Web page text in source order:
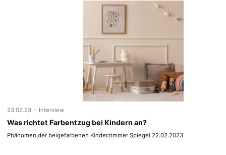
23.02.23 - Interview
Was richtet Farbentzug bei Kindern an?
Phänomen der beigefarbenen Kinderzimmer Spiegel 22.02.2023